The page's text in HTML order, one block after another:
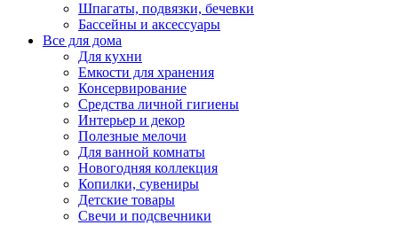
Шпагаты, подвязки, бечевки
Бассейны и аксессуары
Все для дома
Для кухни
Емкости для хранения
Консервирование
Средства личной гигиены
Интерьер и декор
Полезные мелочи
Для ванной комнаты
Новогодняя коллекция
Копилки, сувениры
Детские товары
Свечи и подсвечники